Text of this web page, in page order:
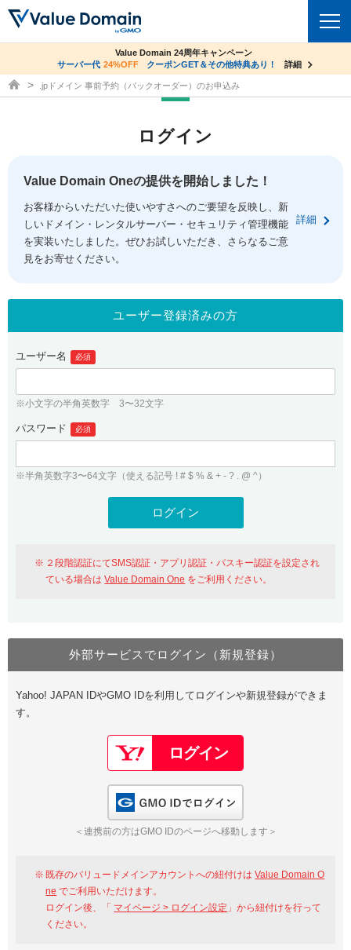
ドメイントップ
ドメイン移管
ドメイン価格一覧
ドメイン一括検索
.jpドメインオークション
gTLDオークション NEW!
.jpドメインバックオーダー
プレミアムドメイン
人気ドメインの種類
WHOIS検索
コアサーバー
バリューサーバー
XREA
セキュリティトップ
Value Domain ネットde診断
SSL証明書
サービストップ
お得意様割引
紹介制度
バリュードメインAPI
ドメイン・ホスティングOEM
facebook
ログイン
従来のバリュードメインをご利用希望の方
Value Domainにログイン
おすすめ One レンタルサーバーを含む最新の機能を使う方
Value Domain Oneにログイン
Google
GMO ID Amazon
※AmazonはValue Domain Oneのログイン画面へ遷移します
ユーザー登録
Value Domain Oneアカウント作成
以下でも登録可能
Google Yahoo!
GMO ID
co.jpドメイン✕コアサーバーV2ビジネス応援キャンペーン
サーバー料金1年間無料
詳細
Value Domain 24周年キャンペーン
サーバー代 24%OFF クーポンGET＆その他特典あり！ 詳細
ドメイン取得ならバリュードメイン
.jpドメイン 事前予約（バックオーダー）のお申込み
ログイン
Value Domain Oneの提供を開始しました！
お客様からいただいた使いやすさへのご要望を反映し、新
しいドメイン・レンタルサーバー・セキュリティ管理機能
を実装いたしました。ぜひお試しいただき、さらなるご意
見をお寄せください。
詳細
ユーザー登録済みの方
ユーザー名 必須
※小文字の半角英数字 3〜32文字
パスワード 必須
※半角英数字3〜64文字（使える記号 ! # $ % & + - ? . @ ^）
２段階認証にてSMS認証・アプリ認証・パスキー認証を設定され
ている場合はValue Domain One をご利用ください。
外部サービスでログイン（新規登録）
Yahoo! JAPAN IDやGMO IDを利用してログインや新規登録ができま
す。
＜連携前の方はGMO IDのページへ移動します＞
既存のバリュードメインアカウントへの紐付けはValue Domain O
ne でご利用いただけます。
ログイン後、「 マイページ > ログイン設定 」から紐付けを行って
ください。